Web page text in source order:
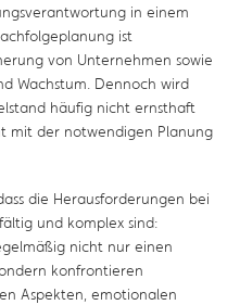
in einem
ist
von Unternehmen sowie
Wachstum. Dennoch wird
häufig nicht ernsthaft
mit der notwendigen Planung
die Herausforderungen bei
und komplex sind:
nicht nur einen
konfrontieren
Aspekten, emotionalen